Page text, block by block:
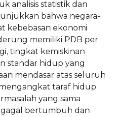
analisis statistik dan
bahwa negara-
kebebasan ekonomi
memiliki PDB per
tingkat kemiskinan
standar hidup yang
mendasar atas seluruh
taraf hidup
yang sama
bertumbuh dan